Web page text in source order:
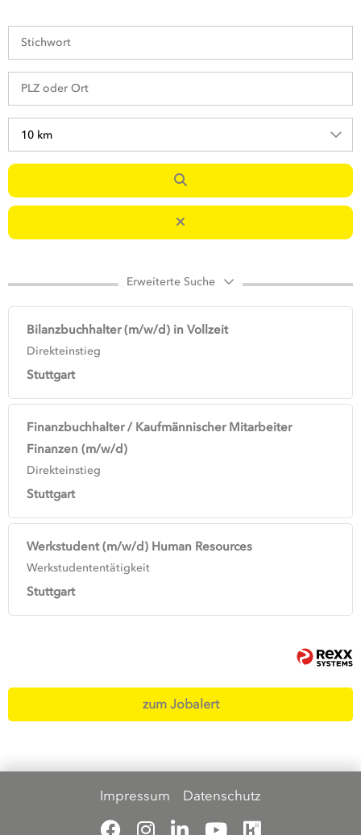
10 km
Erweiterte Suche
Bilanzbuchhalter (m/w/d) in Vollzeit
Direkteinstieg
Stuttgart
Finanzbuchhalter / Kaufmännischer Mitarbeiter
Finanzen (m/w/d)
Direkteinstieg
Stuttgart
Werkstudent (m/w/d) Human Resources
Werkstudententätigkeit
Stuttgart
zum Jobalert
Impressum Datenschutz